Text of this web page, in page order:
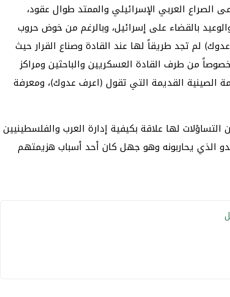
الصراع العربي الإسرائيلي والممتد طوال عقود،
بالقضاء على إسرائيل، وبالرغم من خوض حروب
لم تجد طريقاً لها عند القادة وصناع القرار حيث
من طرف القادة العسكريين والباحثين ومراكز
الصينية القديمة التي تقول (اعرف عدوك)، ومعرفة
لها علاقة بكيفية إدارة العرب والفلسطينيين
الذي يحاربونه وهو جهل كان أحد أسباب هزيمتهم